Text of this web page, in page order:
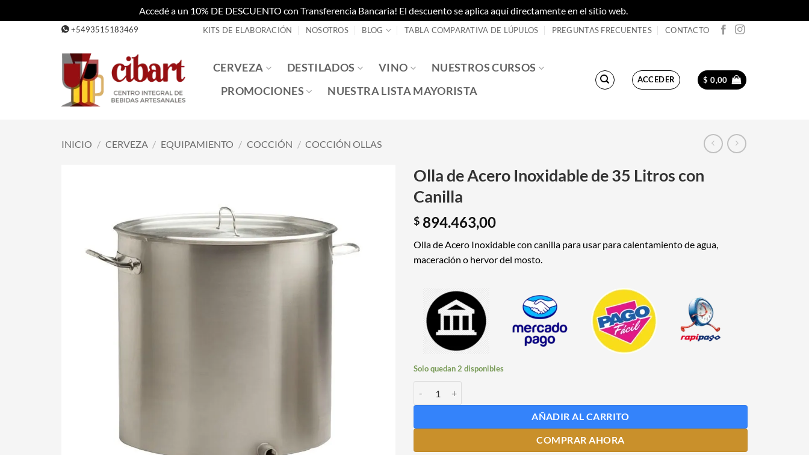
Accedé a un 10% DE DESCUENTO con Transferencia Bancaria! El descuento se aplica aquí directamente en el sitio web.
+5493515183469 KITS DE ELABORACIÓN NOSOTROS BLOG TABLA COMPARATIVA DE LÚPULOS PREGUNTAS FRECUENTES CONTACTO
CERVEZA DESTILADOS VINO
NUESTROS CURSOS
PROMOCIONES
NUESTRA LISTA MAYORISTA
ACCEDER $ 0,00
INICIO / CERVEZA / EQUIPAMIENTO / COCCIÓN / COCCIÓN OLLAS
Olla de Acero Inoxidable de 35 Litros con
Canilla
$ 894.463,00
Olla de Acero Inoxidable con canilla para usar para calentamiento de agua,
maceración o hervor del mosto.
Solo quedan 2 disponibles
AÑADIR AL CARRITO
COMPRAR AHORA